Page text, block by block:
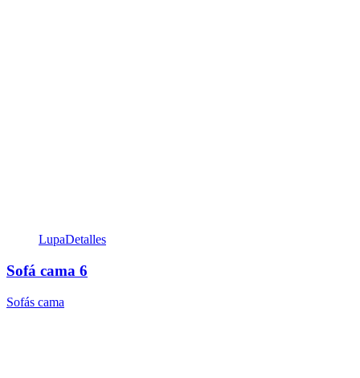
LupaDetalles
Sofá cama 6
Sofás cama